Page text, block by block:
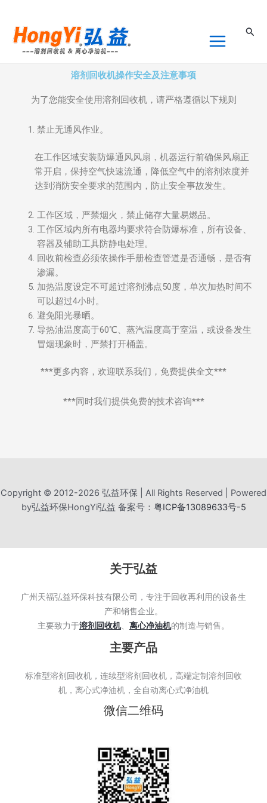
搜
溶剂回收机操作安全及注意事项
为了您能安全使用溶剂回收机，请严格遵循以下规则
禁止无通风作业。
在工作区域安装防爆通风风扇，机器运行前确保风扇正
常开启，保持空气快速流通，降低空气中的溶剂浓度并
达到消防安全要求的范围内，防止安全事故发生。
工作区域，严禁烟火，禁止储存大量易燃品。
工作区域内所有电器均要求符合防爆标准，所有设备、
容器及辅助工具防静电处理。
回收前检查必须依操作手册检查管道是否通畅，是否有
渗漏。
加热温度设定不可超过溶剂沸点50度，单次加热时间不
可以超过4小时。
避免阳光暴晒。
导热油温度高于60℃、蒸汽温度高于室温，或设备发生
冒烟现象时，严禁打开桶盖。
***更多内容，欢迎联系我们，免费提供全文***
***同时我们提供免费的技术咨询***
Copyright © 2012-2026 弘益环保 | All Rights Reserved | Powered
by弘益环保HongYi弘益 备案号： 粤ICP备13089633号-5
关于弘益
广州天福弘益环保科技有限公司，专注于回收再利用的设备生
产和销售企业。
主要致力于溶剂回收机、 离心净油机的制造与销售。
主要产品
标准型溶剂回收机，连续型溶剂回收机，高端定制溶剂回收
机，离心式净油机，全自动离心式净油机
微信二维码